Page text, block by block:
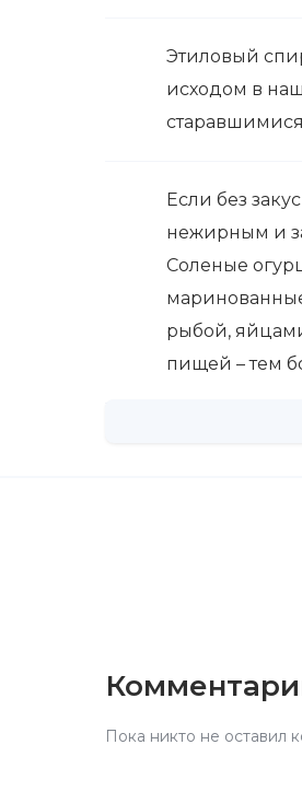
Этиловый
исходом в
старавшимися
Если без
нежирным и
Соленые
рыбой,
пищей – тем
Пока никто не оставил